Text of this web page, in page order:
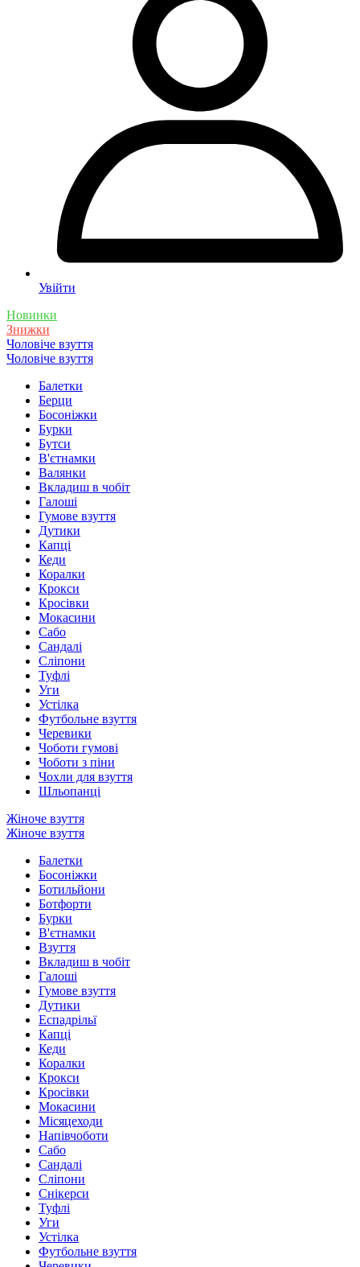
Увійти
Новинки
Знижки
Чоловіче взуття
Чоловіче взуття
Балетки
Берци
Босоніжки
Бурки
Бутси
В'єтнамки
Валянки
Вкладиш в чобіт
Галоші
Гумове взуття
Дутики
Капці
Кеди
Коралки
Крокси
Кросівки
Мокасини
Сабо
Сандалі
Сліпони
Туфлі
Уги
Устілка
Футбольне взуття
Черевики
Чоботи гумові
Чоботи з піни
Чохли для взуття
Шльопанці
Жіноче взуття
Жіноче взуття
Балетки
Босоніжки
Ботильйони
Ботфорти
Бурки
В'єтнамки
Взуття
Вкладиш в чобіт
Галоші
Гумове взуття
Дутики
Еспадрільї
Капці
Кеди
Коралки
Крокси
Кросівки
Мокасини
Місяцеходи
Напівчоботи
Сабо
Сандалі
Сліпони
Снікерси
Туфлі
Уги
Устілка
Футбольне взуття